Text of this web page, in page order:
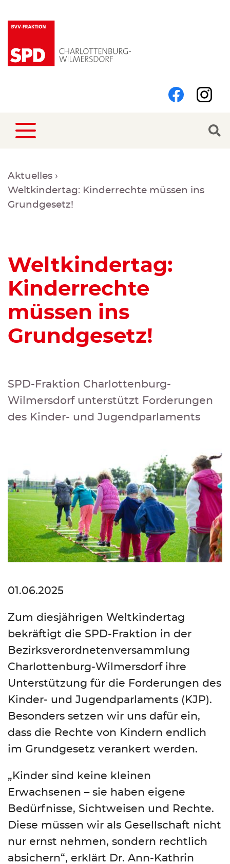
zum
Follow
Pfadnavigation
Aktuelles
Weltkindertag: Kinderrechte müssen ins
Grundgesetz!
Weltkindertag:
Kinderrechte
müssen ins
Grundgesetz!
SPD-Fraktion Charlottenburg-
Wilmersdorf unterstützt Forderungen
des Kinder- und Jugendparlaments
01.06.2025
Zum diesjährigen Weltkindertag
bekräftigt die SPD-Fraktion in der
Bezirksverordnetenversammlung
Charlottenburg-Wilmersdorf ihre
Unterstützung für die Forderungen des
Kinder- und Jugendparlaments (KJP).
Besonders setzen wir uns dafür ein,
dass die Rechte von Kindern endlich
im Grundgesetz verankert werden.
„Kinder sind keine kleinen
Erwachsenen – sie haben eigene
Bedürfnisse, Sichtweisen und Rechte.
Diese müssen wir als Gesellschaft nicht
nur ernst nehmen, sondern rechtlich
absichern“, erklärt Dr. Ann-Kathrin